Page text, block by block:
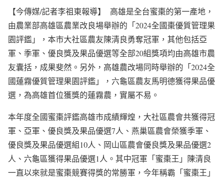
【今傳媒/記者李祖東報導】 高雄是全台蜜棗的第一產地，
由農業部高雄區農業改良場舉辦的「2024全國棗優質管理果
園評鑑」，本市大社區農友陳清良勇奪冠軍，其他包括亞
軍、季軍、優良獎及果品優選等全部20組獎項均由高雄市農
友囊括，成果斐然。另外，高雄農改場同時舉辦的「2024全
國蓮霧優質管理果園評鑑」，六龜區農友馬明德獲得果品優
選，為高雄首位獲獎的蓮霧農，實屬不易。
本年度全國蜜棗評鑑高雄市成績輝煌，大社區農會共獲得冠
軍、亞軍、優良獎及果品優選7人、燕巢區農會榮獲季軍、
優良獎及果品優選組10人、岡山區農會優良獎及果品優選2
人、六龜區獲得果品優選1人。其中冠軍「蜜棗王」陳清良
一直以來就是蜜棗競賽得獎的常勝軍，今年稱霸「蜜棗王」